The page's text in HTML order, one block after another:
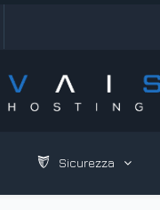
Sicurezza